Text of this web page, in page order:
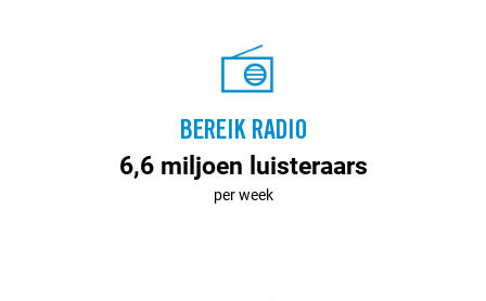
BEREIK RADIO
6,6 miljoen luisteraars
per week